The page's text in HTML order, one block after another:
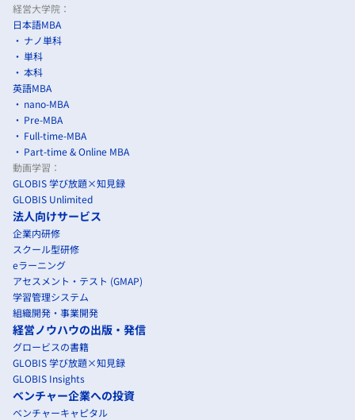
経営大学院：
日本語MBA
ナノ単科
単科
本科
英語MBA
nano-MBA
Pre-MBA
Full-time-MBA
Part-time & Online MBA
動画学習：
GLOBIS 学び放題×知見録
GLOBIS Unlimited
法人向けサービス
企業内研修
スクール型研修
eラーニング
アセスメント・テスト (GMAP)
学習管理システム
組織開発・事業開発
経営ノウハウの出版・発信
グロービスの書籍
GLOBIS 学び放題×知見録
GLOBIS Insights
ベンチャー企業への投資
ベンチャーキャピタル